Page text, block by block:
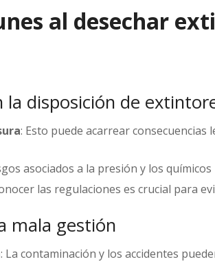
al desechar
la disposición de
: Esto puede acarrear consecuencias
asociados a la presión y los
las regulaciones es crucial para
mala gestión
: La contaminación y los accidentes